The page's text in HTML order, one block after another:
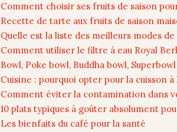
Comment choisir ses fruits de saison
Recette de tarte aux fruits de saison
Quelle est la liste des meilleurs modes
Comment utiliser le filtre à eau Royal
Bowl, Poke bowl, Buddha bowl,
Cuisine : pourquoi opter pour la cuisson à
Comment éviter la contamination dans
10 plats typiques à goûter absolument
Les bienfaits du café pour la santé